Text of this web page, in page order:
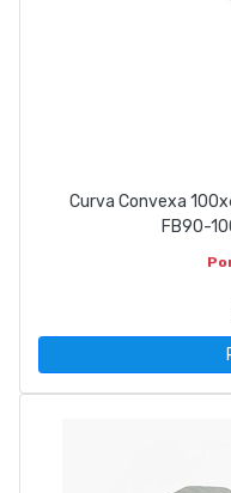
Curva Convexa
FB90-